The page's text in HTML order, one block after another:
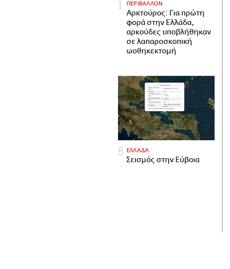
ΠΕΡΙΒΑΛΛΟΝ
Αρκτούρος: Για πρώτη
φορά στην Ελλάδα,
αρκούδες υποβλήθηκαν
σε λαπαροσκοπική
ωοθηκεκτομή
ΕΛΛΑΔΑ
Σεισμός στην Εύβοια